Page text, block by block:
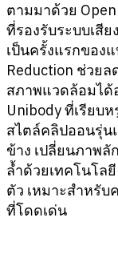
ตามมาด้วย
ที่รองรับระบบเสี
เป็นครั้งแรกของ
Reduction ช่วย
สภาพแวดล้อมได้
Unibody ที่เรียบ
สไตล์คลิปออนรุ่น
ข้าง เปลี่ยนภาพ
ล้ำด้วยเทคโนโล
ตัว เหมาะสำหรั
ที่โดดเด่น